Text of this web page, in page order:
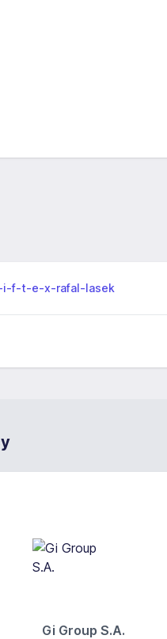
i-f-t-e-x-rafal-lasek
Gi Group S.A.